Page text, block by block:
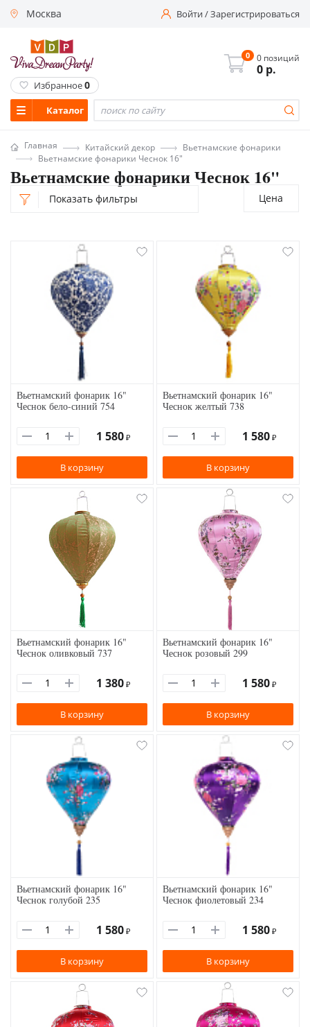
Москва Войти/Зарегистрироваться
Каталог
0 0 позиций
0 р.
Избранное0
Главная Китайский декор
Вьетнамские фонарики
Вьетнамские фонарики Чеснок 16"
Вьетнамские фонарики Чеснок 16"
Показать фильтры Цена
Вьетнамский фонарик 16"
Чеснок бело-синий 754
1 580 ₽
В корзину
Вьетнамский фонарик 16"
Чеснок желтый 738
1 580 ₽
В корзину
Вьетнамский фонарик 16"
Чеснок оливковый 737
1 380 ₽
В корзину
Вьетнамский фонарик 16"
Чеснок розовый 299
1 580 ₽
В корзину
Вьетнамский фонарик 16"
Чеснок голубой 235
1 580 ₽
В корзину
Вьетнамский фонарик 16"
Чеснок фиолетовый 234
1 580 ₽
В корзину